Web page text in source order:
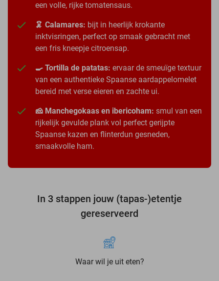
een volle, rijke tomatensaus.
🦑 Calamares: bijt in heerlijk krokante
inktvisringen, perfect op smaak gebracht met
een fris kneepje citroensap.
🍳 Tortilla de patatas: ervaar de smeuïge textuur
van een authentieke Spaanse aardappelomelet
bereid met verse eieren en zachte ui.
🧀 Manchegokaas en ibericoham: smul van een
rijkelijk gevulde plank vol perfect gerijpte
Spaanse kazen en flinterdun gesneden,
smaakvolle ham.
In 3 stappen jouw (tapas-)etentje
gereserveerd
Waar wil je uit eten?